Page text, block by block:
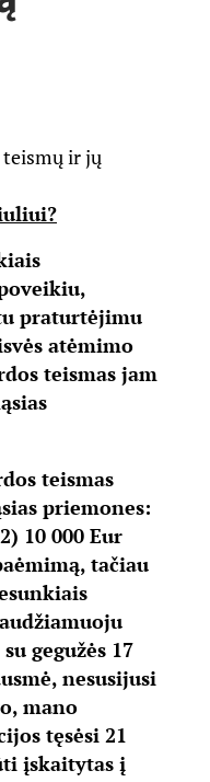
praturtėjimu
atėmimo
teismas jam
teismas
priemones:
10 000 Eur
tačiau
gegužės 17
nesusijusi
mano
tęsėsi 21
įskaitytas į